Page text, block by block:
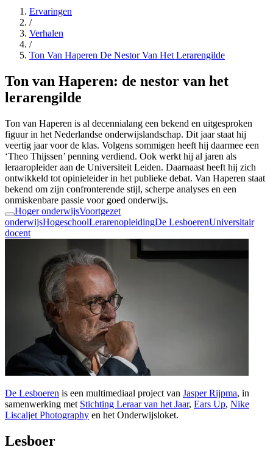
Ervaringen
/
Verhalen
/
Ton Van Haperen De Nestor Van Het Lerarengilde
Ton van Haperen: de nestor van het
lerarengilde
Ton van Haperen is al decennialang een bekend en uitgesproken
figuur in het Nederlandse onderwijslandschap. Dit jaar staat hij
veertig jaar voor de klas. Volgens sommigen heeft hij daarmee een
‘Theo Thijssen’ penning verdiend. Ook werkt hij al jaren als
leraaropleider aan de Universiteit Leiden. Daarnaast heeft hij zich
ontwikkeld tot opinieleider in het publieke debat. Van Haperen staat
bekend om zijn confronterende stijl, scherpe analyses en een
onmiskenbare passie voor goed onderwijs.
Hoger onderwijsVoortgezet
onderwijsHogeschoolLerarenopleidingDe LesboerenUniversitair
docent
De Lesboeren is een multimediaal project van Jasper Rijpma, in
samenwerking met Stichting Leraar van het Jaar, Ears Up, Nike
Liscaljet Photography en het Onderwijsloket.
Lesboer